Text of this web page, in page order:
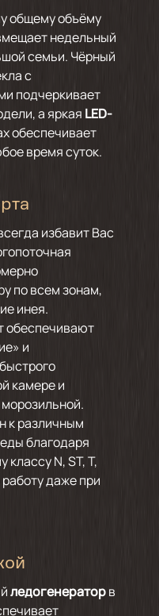
общему объёму
недельный
семьи. Чёрный
с
подчеркивает
а яркая LED-
обеспечивает
время суток.
избавит Вас
по всем зонам,
инея.
обеспечивают
и
камере и
к различным
благодаря
N, ST, T,
даже при
ледогенераторв